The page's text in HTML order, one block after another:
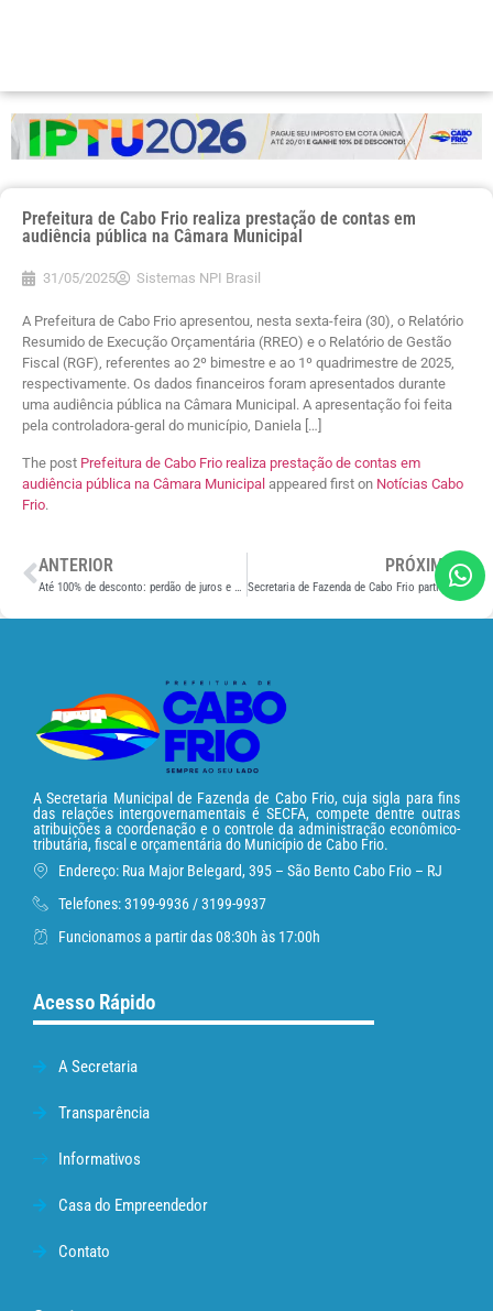
Prefeitura de Cabo Frio realiza prestação de contas em
audiência pública na Câmara Municipal
31/05/2025 Sistemas NPI Brasil
A Prefeitura de Cabo Frio apresentou, nesta sexta-feira (30), o Relatório
Resumido de Execução Orçamentária (RREO) e o Relatório de Gestão
Fiscal (RGF), referentes ao 2º bimestre e ao 1º quadrimestre de 2025,
respectivamente. Os dados financeiros foram apresentados durante
uma audiência pública na Câmara Municipal. A apresentação foi feita
pela controladora-geral do município, Daniela […]
The post Prefeitura de Cabo Frio realiza prestação de contas em
audiência pública na Câmara Municipal appeared first on Notícias Cabo
Frio.
ANTERIOR
Até 100% de desconto: perdão de juros e multas sobre débitos municipais segue até 30 de junho em Cabo Frio
PRÓXIMO
Secretaria de Fazenda de Cabo Frio participa da reinauguração da Auditoria Fiscal Regional de Lagos
A Secretaria Municipal de Fazenda de Cabo Frio, cuja sigla para fins
das relações intergovernamentais é SECFA, compete dentre outras
atribuições a coordenação e o controle da administração econômico-
tributária, fiscal e orçamentária do Município de Cabo Frio.
Endereço: Rua Major Belegard, 395 – São Bento Cabo Frio – RJ
Telefones: 3199-9936 / 3199-9937
Funcionamos a partir das 08:30h às 17:00h
Acesso Rápido
A Secretaria
Transparência
Informativos
Casa do Empreendedor
Contato